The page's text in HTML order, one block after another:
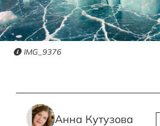
IMG_9376
Анна Кутузова